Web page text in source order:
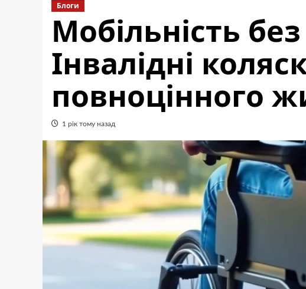
Блоги
Мобільність
Інвалідні
повноцінного
1 рік тому назад